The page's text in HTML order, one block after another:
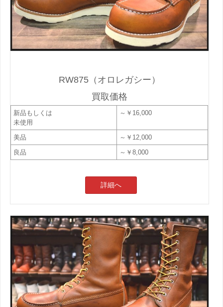
RW875（オロレガシー）
買取価格
新品もしくは
未使用
～￥16,000
美品
～￥12,000
良品
～￥8,000
詳細へ